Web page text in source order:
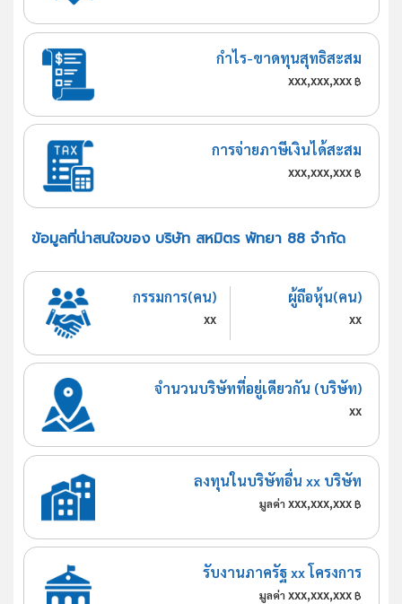
กำไร-ขาดทุนสุทธิสะสม
xxx,xxx,xxx฿
การจ่ายภาษีเงินได้สะสม
xxx,xxx,xxx฿
ข้อมูลที่น่าสนใจของ บริษัท สหมิตร พัทยา 88 จำกัด
กรรมการ(คน)
xx
ผู้ถือหุ้น(คน)
xx
จำนวนบริษัทที่อยู่เดียวกัน (บริษัท)
xx
ลงทุนในบริษัทอื่น xx บริษัท
มูลค่า xxx,xxx,xxx ฿
รับงานภาครัฐ xx โครงการ
มูลค่า xxx,xxx,xxx ฿